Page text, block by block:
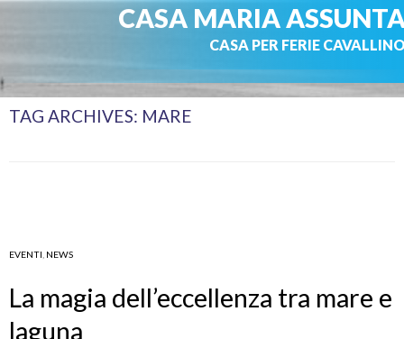
CASA MARIA
CASA PER FERIE
Skip
TAG ARCHIVES: MARE
EVENTI NEWS
La magia dell’eccellenza tra mare e
laguna